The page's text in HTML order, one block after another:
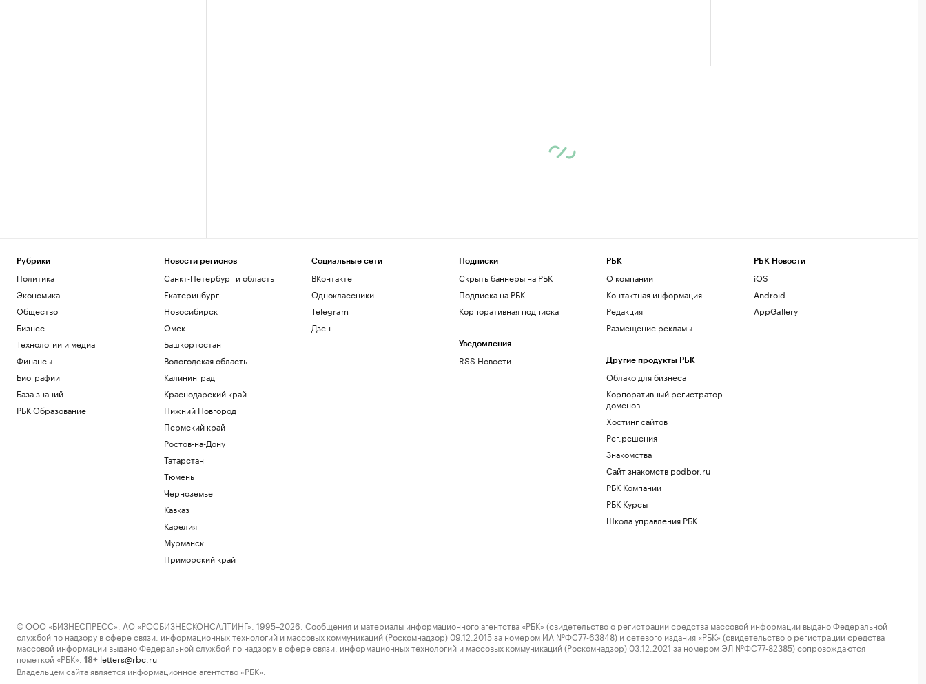
Рубрики
Политика
Экономика
Общество
Бизнес
Технологии и медиа
Финансы
Биографии
База знаний
РБК Образование
Новости регионов
Санкт-Петербург и область
Екатеринбург
Новосибирск
Омск
Башкортостан
Вологодская область
Калининград
Краснодарский край
Нижний Новгород
Пермский край
Ростов-на-Дону
Татарстан
Тюмень
Черноземье
Кавказ
Карелия
Мурманск
Приморский край
Социальные сети
ВКонтакте
Одноклассники
Telegram
Дзен
Подписки
Скрыть баннеры на РБК
Подписка на РБК
Корпоративная подписка
Уведомления
RSS Новости
РБК
О компании
Контактная информация
Редакция
Размещение рекламы
Другие продукты РБК
Облако для бизнеса
Корпоративный регистратор
доменов
Хостинг сайтов
Рег.решения
Знакомства
Сайт знакомств podbor.ru
РБК Компании
РБК Курсы
Школа управления РБК
РБК Новости
iOS
Android
AppGallery
© ООО «БИЗНЕСПРЕСС», АО «РОСБИЗНЕСКОНСАЛТИНГ», 1995–2026. Сообщения и материалы информационного агентства «РБК» (свидетельство о регистрации средства массовой информации выдано Федеральной
службой по надзору в сфере связи, информационных технологий и массовых коммуникаций (Роскомнадзор) 09.12.2015 за номером ИА №ФС77-63848) и сетевого издания «РБК» (свидетельство о регистрации средства
массовой информации выдано Федеральной службой по надзору в сфере связи, информационных технологий и массовых коммуникаций (Роскомнадзор) 03.12.2021 за номером ЭЛ №ФС77-82385) сопровождаются
пометкой «РБК».
18+ letters@rbc.ru
Владельцем сайта является информационное агентство «РБК».